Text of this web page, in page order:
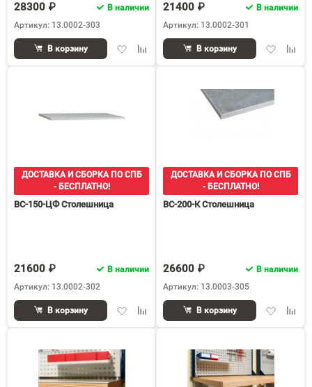
28300 ₽
В наличии
Артикул: 13.0002-303
ДобавитьДобавить
В корзину
21400 ₽
В наличии
Артикул: 13.0002-301
Добавить
В корзину
ДОСТАВКА И СБОРКА ПО СПБ
- БЕСПЛАТНО!
ВС-150-ЦФ Столешница
21600 ₽
В наличии
Артикул: 13.0002-302
ДобавитьДобавить
В корзину
ДОСТАВКА И СБОРКА ПО СПБ
- БЕСПЛАТНО!
ВС-200-К Столешница
26600 ₽
В наличии
Артикул: 13.0003-305
Добавить
В корзину